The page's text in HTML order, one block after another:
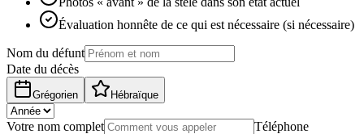
Évaluation honnête de ce qui est nécessaire (si nécessaire)
Nom du défunt
Date du décès
Grégorien Hébraïque
Votre nom complet
Téléphone